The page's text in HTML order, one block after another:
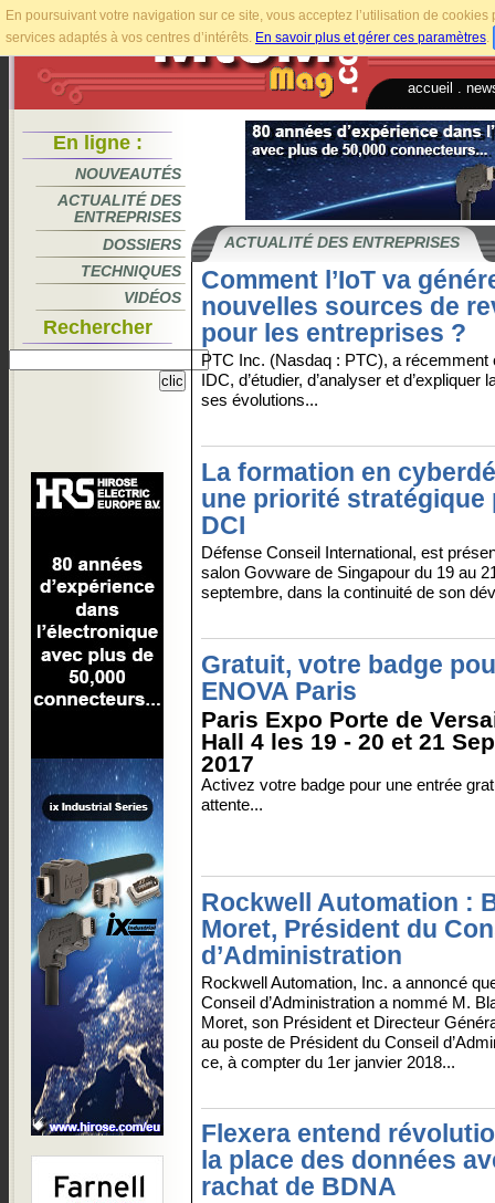
En poursuivant votre navigation sur ce site, vous acceptez l’utilisation de
services adaptés à vos centres d’intérêts. En savoir plus et gérer ces paramètres.
accueil
En ligne :
NOUVEAUTÉS
ACTUALITÉ DES
ENTREPRISES
DOSSIERS
TECHNIQUES
VIDÉOS
Rechercher
ACTUALITÉ DES ENTREPRISES
Comment l’IoT va
nouvelles sources de
pour les entreprises ?
PTC Inc. (Nasdaq : PTC), a récemment
IDC, d’étudier, d’analyser et
ses évolutions...
La formation en
une priorité stratégique
DCI
Défense Conseil International, est
salon Govware de Singapour du 19 au
septembre, dans la continuité de son
Gratuit, votre badge
ENOVA Paris
Paris Expo Porte de
Hall 4 les 19 - 20 et 21
2017
Activez votre badge pour une entrée
attente...
Rockwell Automation :
Moret, Président du
d’Administration
Rockwell Automation, Inc. a annoncé
Conseil d’Administration a nommé M.
Moret, son Président et Directeur
au poste de Président du Conseil
ce, à compter du 1er janvier 2018...
Flexera entend
la place des données
rachat de BDNA